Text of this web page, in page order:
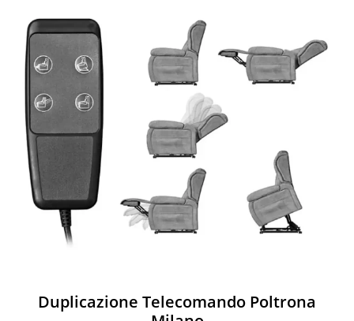
Duplicazione Telecomando Poltrona